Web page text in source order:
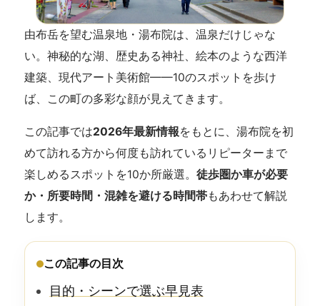
由布岳を望む温泉地・湯布院は、温泉だけじゃな
い。神秘的な湖、歴史ある神社、絵本のような西洋
建築、現代アート美術館——10のスポットを歩け
ば、この町の多彩な顔が見えてきます。
この記事では2026年最新情報をもとに、湯布院を初
めて訪れる方から何度も訪れているリピーターまで
楽しめるスポットを10か所厳選。 徒歩圏か車が必要
か・所要時間・混雑を避ける時間帯もあわせて解説
します。
この記事の目次
目的・シーンで選ぶ早見表